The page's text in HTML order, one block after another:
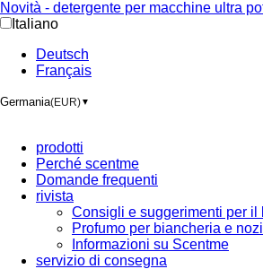
Novità - detergente per macchine ultra
Italiano
Deutsch
Français
Germania(EUR)▼
prodotti
Perché scentme
Domande frequenti
rivista
Consigli e suggerimenti per il
Profumo per biancheria e
Informazioni su Scentme
servizio di consegna